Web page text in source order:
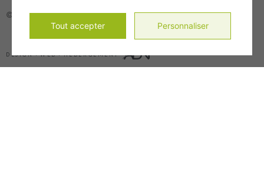
© 2026, Tous droits réservés,CDC de la MRC de Maskinongé
DESIGN + WEB + HÉBERGEMENT
Tout accepter Personnaliser